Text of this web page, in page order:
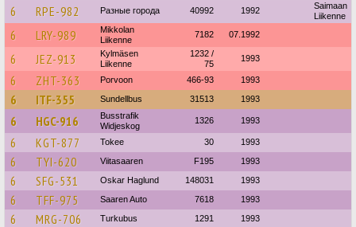
6 RPE-982 Разные города 40992 1992
Saimaan
Liikenne
6 LRY-989
Mikkolan
Liikenne
7182 07.1992
6 JEZ-913
Kylmäsen
Liikenne
1232 /
75
1993
6 ZHT-363 Porvoon 466-93 1993
6 ITF-355 Sundellbus 31513 1993
6 HGC-916
Busstrafik
Widjeskog
1326 1993
6 KGT-877 Tokee 30 1993
6 TYI-620 Viitasaaren F195 1993
6 SFG-531 Oskar Haglund 148031 1993
6 TFF-975 Saaren Auto 7618 1993
6 MRG-706 Turkubus 1291 1993